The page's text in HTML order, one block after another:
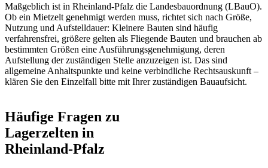
Maßgeblich ist in Rheinland-Pfalz die Landesbauordnung (LBauO).
Ob ein Mietzelt genehmigt werden muss, richtet sich nach Größe,
Nutzung und Aufstelldauer: Kleinere Bauten sind häufig
verfahrensfrei, größere gelten als Fliegende Bauten und brauchen ab
bestimmten Größen eine Ausführungsgenehmigung, deren
Aufstellung der zuständigen Stelle anzuzeigen ist. Das sind
allgemeine Anhaltspunkte und keine verbindliche Rechtsauskunft –
klären Sie den Einzelfall bitte mit Ihrer zuständigen Bauaufsicht.
Häufige Fragen zu
Lagerzelten in
Rheinland-Pfalz